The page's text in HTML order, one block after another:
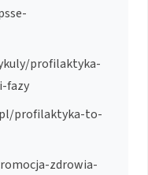
profilaktyka-
fazy
profilaktyka-to-
zdrowia-